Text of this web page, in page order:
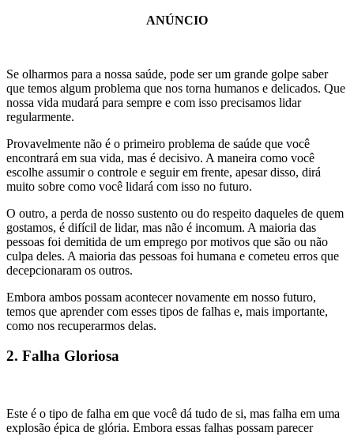
ANÚNCIO
Se olharmos para a nossa saúde, pode ser um grande golpe saber
que temos algum problema que nos torna humanos e delicados. Que
nossa vida mudará para sempre e com isso precisamos lidar
regularmente.
Provavelmente não é o primeiro problema de saúde que você
encontrará em sua vida, mas é decisivo. A maneira como você
escolhe assumir o controle e seguir em frente, apesar disso, dirá
muito sobre como você lidará com isso no futuro.
O outro, a perda de nosso sustento ou do respeito daqueles de quem
gostamos, é difícil de lidar, mas não é incomum. A maioria das
pessoas foi demitida de um emprego por motivos que são ou não
culpa deles. A maioria das pessoas foi humana e cometeu erros que
decepcionaram os outros.
Embora ambos possam acontecer novamente em nosso futuro,
temos que aprender com esses tipos de falhas e, mais importante,
como nos recuperarmos delas.
2. Falha Gloriosa
Este é o tipo de falha em que você dá tudo de si, mas falha em uma
explosão épica de glória. Embora essas falhas possam parecer